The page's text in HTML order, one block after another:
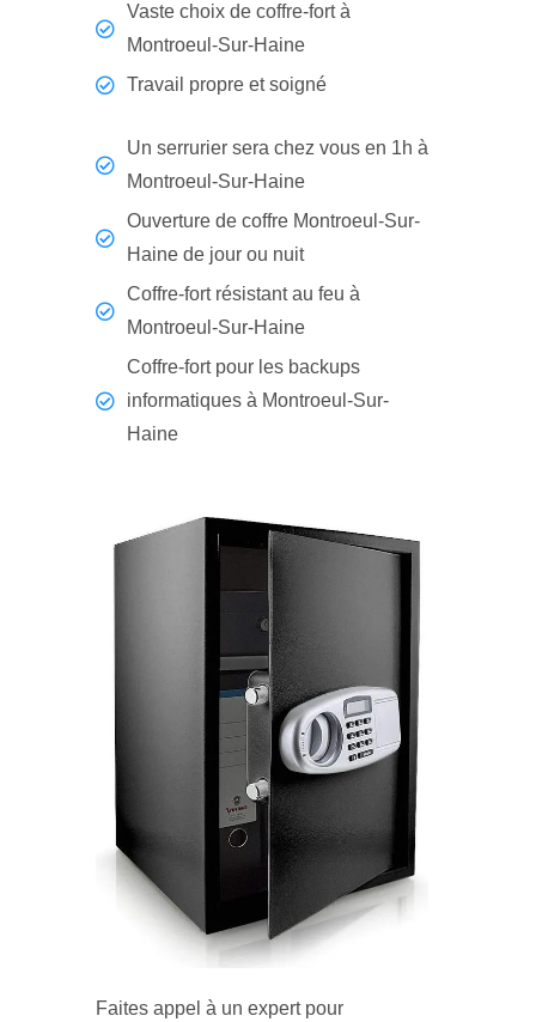
Vaste choix de coffre-fort à
Montroeul-Sur-Haine
Travail propre et soigné
Un serrurier sera chez vous en 1h à
Montroeul-Sur-Haine
Ouverture de coffre Montroeul-Sur-
Haine de jour ou nuit
Coffre-fort résistant au feu à
Montroeul-Sur-Haine
Coffre-fort pour les backups
informatiques à Montroeul-Sur-
Haine
Faites appel à un expert pour